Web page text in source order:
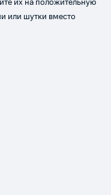
их на положительную
или шутки вместо